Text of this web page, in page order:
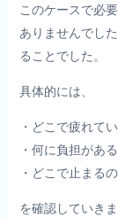
このケースで必
ありませんでし
ることでした。
具体的には、
・どこで疲れて
・何に負担があ
・どこで止まる
を確認していきま